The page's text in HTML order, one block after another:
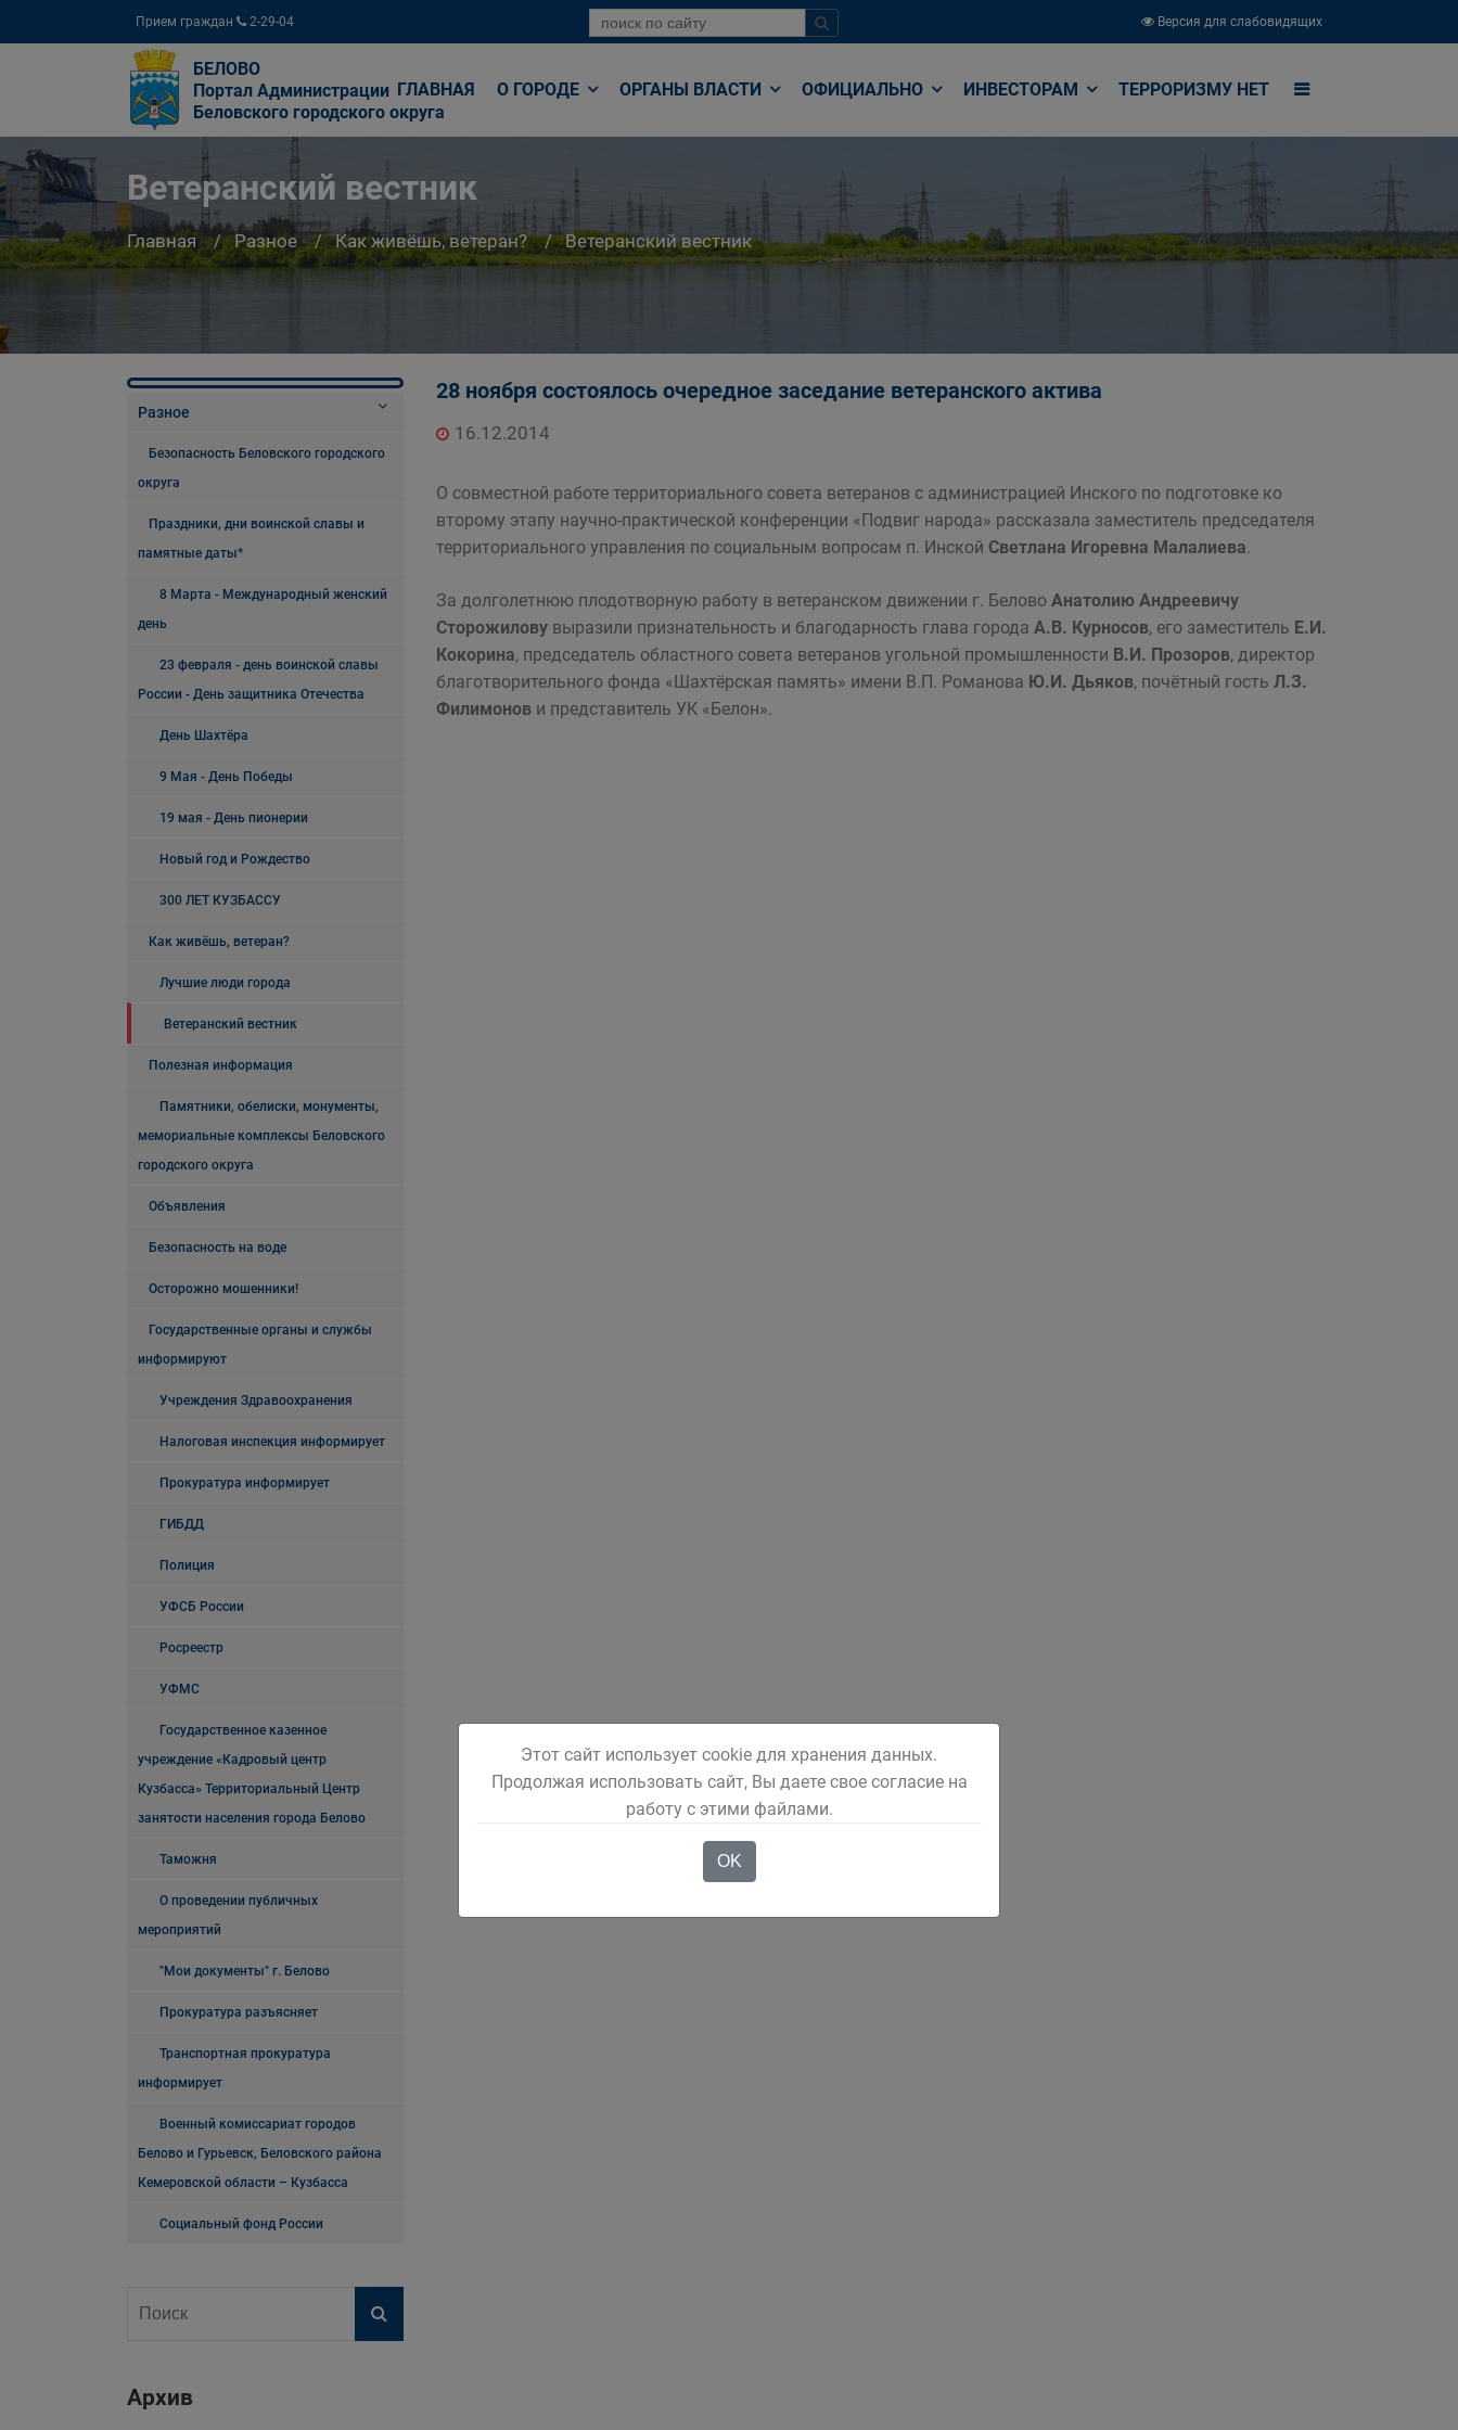
Прием граждан 2-29-04 Версия для слабовидящих
БЕЛОВО
Портал Администрации
Беловского городского округа
ГЛАВНАЯ О ГОРОДЕ ОРГАНЫ ВЛАСТИ ОФИЦИАЛЬНО ИНВЕСТОРАМ ТЕРРОРИЗМУ НЕТ
Ветеранский вестник
Главная Разное Как живёшь, ветеран? Ветеранский вестник
Разное
Безопасность Беловского городского
округа
Праздники, дни воинской славы и
памятные даты*
8 Марта - Международный женский
день
23 февраля - день воинской славы
России - День защитника Отечества
День Шахтёра
9 Мая - День Победы
19 мая - День пионерии
Новый год и Рождество
300 ЛЕТ КУЗБАССУ
Как живёшь, ветеран?
Лучшие люди города
Ветеранский вестник
Полезная информация
Памятники, обелиски, монументы,
мемориальные комплексы Беловского
городского округа
Объявления
Безопасность на воде
Осторожно мошенники!
Государственные органы и службы
информируют
Учреждения Здравоохранения
Налоговая инспекция информирует
Прокуратура информирует
ГИБДД
Полиция
УФСБ России
Росреестр
УФМС
Государственное казенное
учреждение «Кадровый центр
Кузбасса» Территориальный Центр
занятости населения города Белово
Таможня
О проведении публичных
мероприятий
"Мои документы" г. Белово
Прокуратура разъясняет
Транспортная прокуратура
информирует
Военный комиссариат городов
Белово и Гурьевск, Беловского района
Кемеровской области – Кузбасса
Социальный фонд России
Архив
28 ноября состоялось очередное заседание ветеранского актива
16.12.2014
О совместной работе территориального совета ветеранов с администрацией Инского по подготовке ко
второму этапу научно-практической конференции «Подвиг народа» рассказала заместитель председателя
территориального управления по социальным вопросам п. Инской Светлана Игоревна Малалиева.
За долголетнюю плодотворную работу в ветеранском движении г. Белово Анатолию Андреевичу
Сторожилову выразили признательность и благодарность глава города А.В. Курносов, его заместитель Е.И.
Кокорина, председатель областного совета ветеранов угольной промышленности В.И. Прозоров, директор
благотворительного фонда «Шахтёрская память» имени В.П. Романова Ю.И. Дьяков, почётный гость Л.З.
Филимонов и представитель УК «Белон».
Этот сайт использует cookie для хранения данных.
Продолжая использовать сайт, Вы даете свое согласие на
работу с этими файлами.
OK